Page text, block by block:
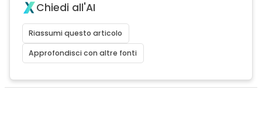
Chiedi all'AI
Riassumi questo articolo
Approfondisci con altre fonti